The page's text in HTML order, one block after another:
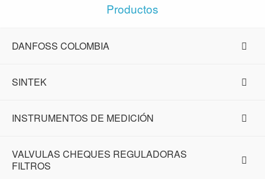
Productos
DANFOSS COLOMBIA
SINTEK
INSTRUMENTOS DE MEDICIÓN
VALVULAS CHEQUES REGULADORAS
FILTROS